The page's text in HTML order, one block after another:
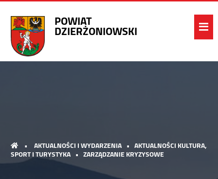
POWIAT
DZIERŻONIOWSKI
• AKTUALNOŚCI I WYDARZENIA • AKTUALNOŚCI KULTURA,
SPORT I TURYSTYKA • ZARZĄDZANIE KRYZYSOWE